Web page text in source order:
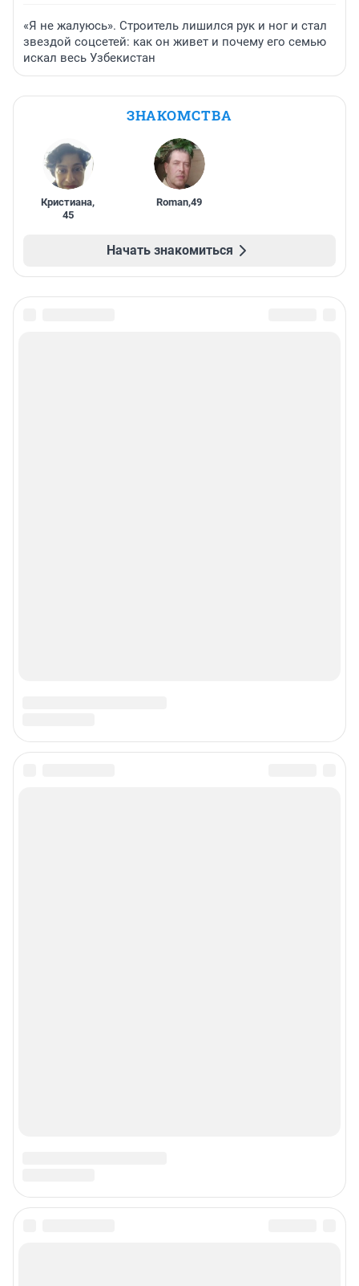
«Я не жалуюсь». Строитель лишился рук и ног и стал
звездой соцсетей: как он живет и почему его семью
искал весь Узбекистан
ЗНАКОМСТВА
Кристиана,
45
Roman,49
Начать знакомиться